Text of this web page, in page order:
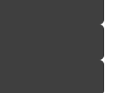
de Murcia. Diseñada